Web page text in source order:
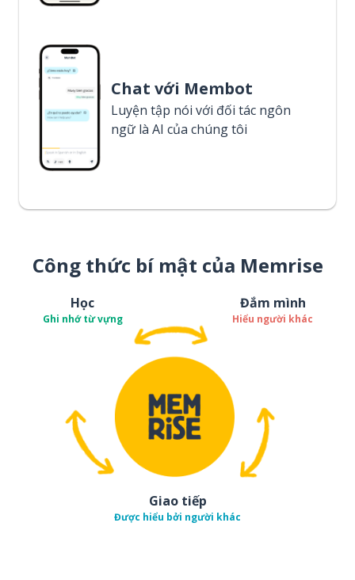
Chat với Membot
Luyện tập nói với đối tác ngôn
ngữ là AI của chúng tôi
Công thức bí mật của Memrise
Học
Ghi nhớ từ vựng
Đắm mình
Hiểu người khác
Giao tiếp
Được hiểu bởi người khác